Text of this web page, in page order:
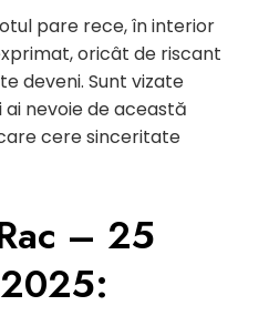
pare rece, în interior
oricât de riscant
deveni. Sunt vizate
nevoie de această
cere sinceritate
– 25